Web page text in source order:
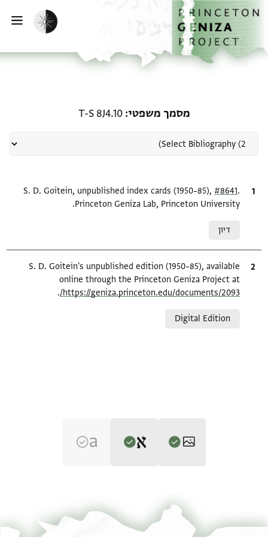
לתוכןהבית
הפעלת מצב כהה
מסמך משפטי T-S 8J4.10
ציטוט S. D. Goitein, unpublished index cards (1950–85),#8641
Princeton Geniza Lab, Princeton University.
דיון
ציטוט
S. D. Goitein's unpublished edition (1950–85), available
online through the Princeton Geniza Project at
https://geniza.princeton.edu/documents/2093/
.
Digital Edition
S. D. Goitein's unpublished edition (1950–85).
T-S 8J4.10 1v הגדל וסובב